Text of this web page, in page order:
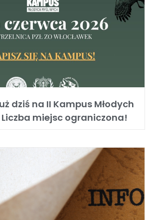
dziś na II Kampus Młodych
miejsc ograniczona!